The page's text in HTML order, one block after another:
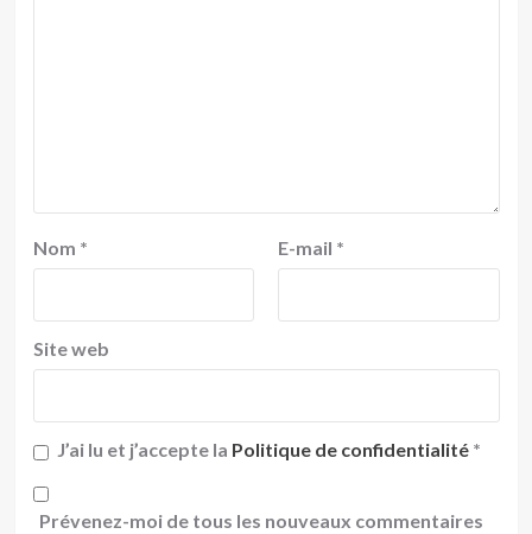
Nom * E-mail *
Site web
J’ai lu et j’accepte la Politique de confidentialité *
Prévenez-moi de tous les nouveaux commentaires